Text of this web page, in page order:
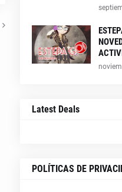
Latest Deals
POLÍTICAS DE